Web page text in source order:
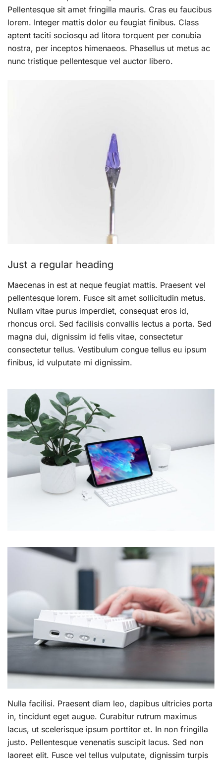
Pellentesque sit amet fringilla mauris. Cras eu faucibus
lorem. Integer mattis dolor eu feugiat finibus. Class
aptent taciti sociosqu ad litora torquent per conubia
nostra, per inceptos himenaeos. Phasellus ut metus ac
nunc tristique pellentesque vel auctor libero.
Just a regular heading
Maecenas in est at neque feugiat mattis. Praesent vel
pellentesque lorem. Fusce sit amet sollicitudin metus.
Nullam vitae purus imperdiet, consequat eros id,
rhoncus orci. Sed facilisis convallis lectus a porta. Sed
magna dui, dignissim id felis vitae, consectetur
consectetur tellus. Vestibulum congue tellus eu ipsum
finibus, id vulputate mi dignissim.
Nulla facilisi. Praesent diam leo, dapibus ultricies porta
in, tincidunt eget augue. Curabitur rutrum maximus
lacus, ut scelerisque ipsum porttitor et. In non fringilla
justo. Pellentesque venenatis suscipit lacus. Sed non
laoreet elit. Fusce vel tellus vulputate, dignissim turpis